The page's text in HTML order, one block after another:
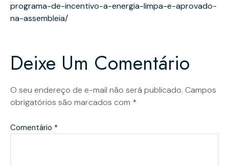
programa-de-incentivo-a-energia-limpa-e-aprovado-
na-assembleia/
Deixe Um Comentário
O seu endereço de e-mail não será publicado. Campos
obrigatórios são marcados com *
Comentário *